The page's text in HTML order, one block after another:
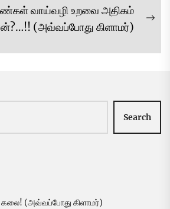
வாய்வழி உறவை அதிகம்
ஏன்?…!! (அவ்வப்போது கிளாமர்)
Search
(அவ்வப்போது கிளாமர்)